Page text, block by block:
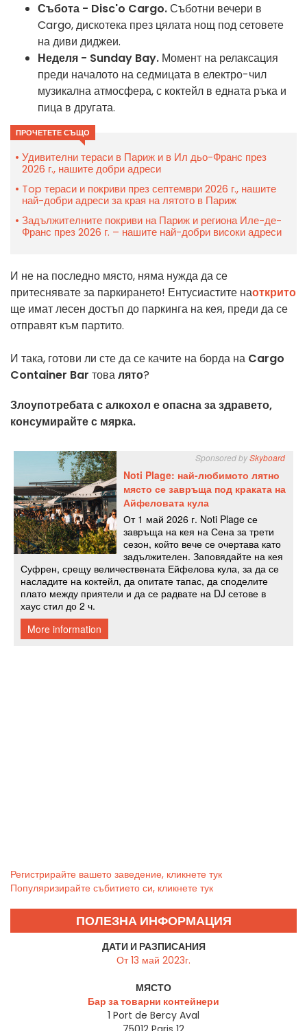
Събота - Disc'o Cargo.Съботни вечери в
Cargo, дискотека през цялата нощ под сетовете
на диви диджеи.
Неделя - Sunday Bay. Момент на релаксация
преди началото на седмицата в електро-чил
музикална атмосфера, с коктейл в едната ръка и
пица в другата.
ПРОЧЕТЕТЕ СЪЩО
Удивителни тераси в Париж и в Ил дьо-Франс през
2026 г., нашите добри адреси
Top тераси и покриви през септември 2026 г., нашите
най-добри адреси за края на лятото в Париж
Задължителните покриви на Париж и региона Иле-де-
Франс през 2026 г. – нашите най-добри високи адреси
И не на последно място, няма нужда да се
притеснявате за паркирането! Ентусиастите наоткрито
ще имат лесен достъп до паркинга на кея, преди да се
отправят към партито.
И така, готови ли сте да се качите на борда на Cargo
Container Bar товалято?
Злоупотребата с алкохол е опасна за здравето,
консумирайте с мярка.
Регистрирайте вашето заведение, кликнете тук
Популяризирайте събитието си, кликнете тук
ПОЛЕЗНА ИНФОРМАЦИЯ
ДАТИ И РАЗПИСАНИЯ
От 13 май 2023г.
МЯСТО
Бар за товарни контейнери
1 Port de Bercy Aval